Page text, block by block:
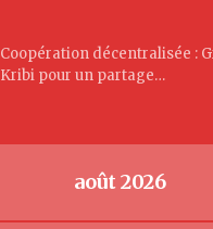
Coopération décentralisée :
Kribi pour un partage…
août 2026